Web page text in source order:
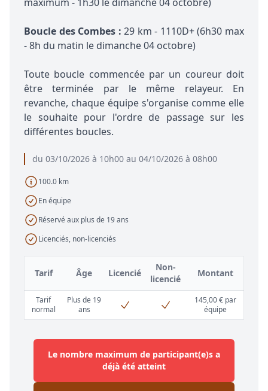
du 03/10/2026 à 10h00 au 04/10/2026 à 08h00
100.0 km
En équipe
Réservé aux plus de 19 ans
Licenciés, non-licenciés
Boucle des Combes :29 km - 1110D+ (6h30 max
- 8h du matin le dimanche 04 octobre)
Toute boucle commencée par un coureur doit
être terminée par le même relayeur. En
revanche, chaque équipe s'organise comme elle
le souhaite pour l'ordre de passage sur les
différentes boucles.
Tarif Âge Licencié
Non-
licencié
Montant
Tarif
normal
Plus de 19
ans
145,00 € par
équipe
Le nombre maximum de participant(e)s a
déjà été atteint